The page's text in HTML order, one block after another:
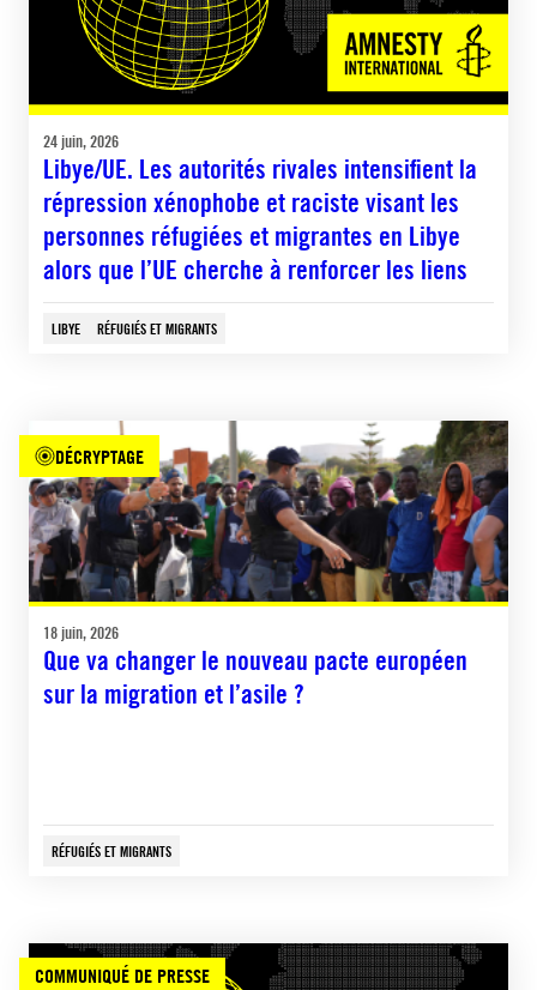
24 juin, 2026
Libye/UE. Les autorités rivales intensifient la
répression xénophobe et raciste visant les
personnes réfugiées et migrantes en Libye
alors que l’UE cherche à renforcer les liens
LIBYE RÉFUGIÉS ET MIGRANTS
DÉCRYPTAGE
18 juin, 2026
Que va changer le nouveau pacte européen
sur la migration et l’asile ?
RÉFUGIÉS ET MIGRANTS
COMMUNIQUÉ DE PRESSE